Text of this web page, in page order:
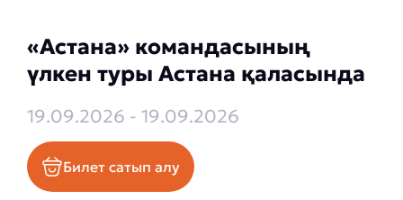
«Астана» командасының
үлкен туры Астана қаласында
19.09.2026 - 19.09.2026
Билет сатып алу